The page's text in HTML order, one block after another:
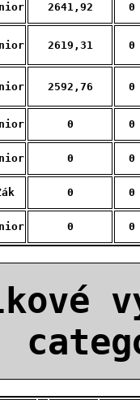
2641,92 0
2619,31 0
2592,76 0
0 0
0 0
0 0
0 0